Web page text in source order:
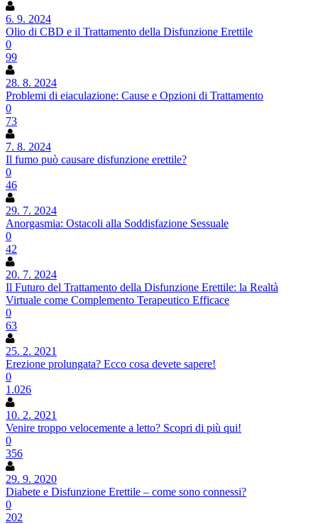
6. 9. 2024
Olio di CBD e il Trattamento della Disfunzione Erettile
0
99
28. 8. 2024
Problemi di eiaculazione: Cause e Opzioni di Trattamento
0
73
7. 8. 2024
Il fumo può causare disfunzione erettile?
0
46
29. 7. 2024
Anorgasmia: Ostacoli alla Soddisfazione Sessuale
0
42
20. 7. 2024
Il Futuro del Trattamento della Disfunzione Erettile: la Realtà
Virtuale come Complemento Terapeutico Efficace
0
63
25. 2. 2021
Erezione prolungata? Ecco cosa devete sapere!
0
1.026
10. 2. 2021
Venire troppo velocemente a letto? Scopri di più qui!
0
356
29. 9. 2020
Diabete e Disfunzione Erettile – come sono connessi?
0
202